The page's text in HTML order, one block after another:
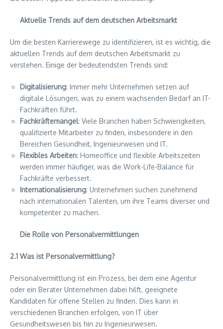
Aktuelle Trends auf dem deutschen Arbeitsmarkt
Um die besten Karrierewege zu identifizieren, ist es wichtig, die
aktuellen Trends auf dem deutschen Arbeitsmarkt zu
verstehen. Einige der bedeutendsten Trends sind:
Digitalisierung: Immer mehr Unternehmen setzen auf
digitale Lösungen, was zu einem wachsenden Bedarf an IT-
Fachkräften führt.
Fachkräftemangel: Viele Branchen haben Schwierigkeiten,
qualifizierte Mitarbeiter zu finden, insbesondere in den
Bereichen Gesundheit, Ingenieurwesen und IT.
Flexibles Arbeiten: Homeoffice und flexible Arbeitszeiten
werden immer häufiger, was die Work-Life-Balance für
Fachkräfte verbessert.
Internationalisierung: Unternehmen suchen zunehmend
nach internationalen Talenten, um ihre Teams diverser und
kompetenter zu machen.
Die Rolle von Personalvermittlungen
2.1 Was ist Personalvermittlung?
Personalvermittlung ist ein Prozess, bei dem eine Agentur
oder ein Berater Unternehmen dabei hilft, geeignete
Kandidaten für offene Stellen zu finden. Dies kann in
verschiedenen Branchen erfolgen, von IT über
Gesundheitswesen bis hin zu Ingenieurwesen.